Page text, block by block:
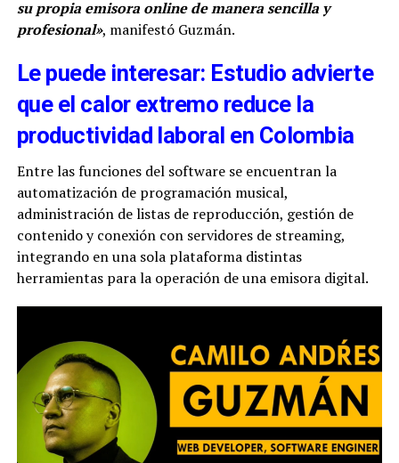
su propia emisora online de manera sencilla y
profesional», manifestó Guzmán.
Le puede interesar: Estudio advierte
que el calor extremo reduce la
productividad laboral en Colombia
Entre las funciones del software se encuentran la
automatización de programación musical,
administración de listas de reproducción, gestión de
contenido y conexión con servidores de streaming,
integrando en una sola plataforma distintas
herramientas para la operación de una emisora digital.